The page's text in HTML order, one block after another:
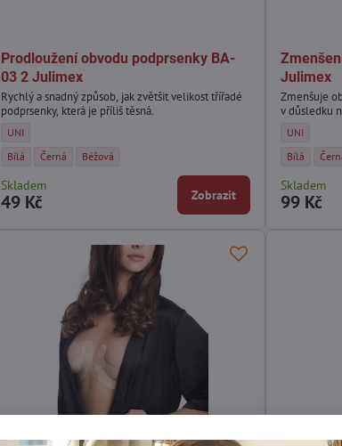
Prodloužení obvodu podprsenky BA-
03 2 Julimex
Rychlý a snadný způsob, jak zvětšit velikost třířadé
podprsenky, která je příliš těsná.
Prodloužení obvodu podprsenky BA-03 2 Julimex - Velikost:
UNI
Prodloužení obvodu podprsenky BA-03 2 Julimex - Barva:
Bílá Prodloužení obvodu podprsenky BA-03 2 Julimex - Barva:
Černá Prodloužení obvodu podprsenky BA-03 2 Julimex - Barva:
Béžová
Skladem
49 Kč Zobrazit
Julimex
Zmenšuje
v důsledku
Zmenšení
UNI
Zmenšení
Bílá
Skladem
99 Kč